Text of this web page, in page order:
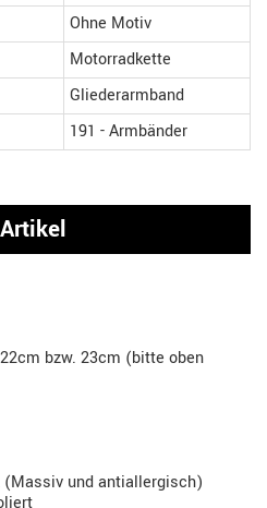
Ohne Motiv
Motorradkette
Gliederarmband
191 - Armbänder
bzw. 23cm (bitte oben
(Massiv und antiallergisch)